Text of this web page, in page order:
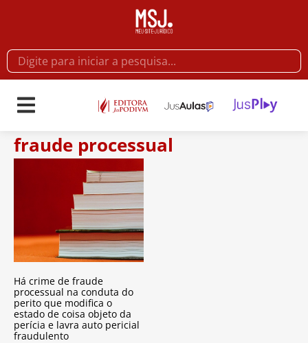
fraude processual
Há crime de fraude
processual na conduta do
perito que modifica o
estado de coisa objeto da
perícia e lavra auto pericial
fraudulento